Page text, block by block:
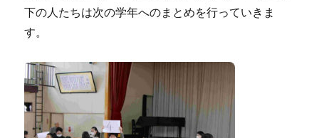
下の人たちは次の学年へのまとめを行っていきま
す。